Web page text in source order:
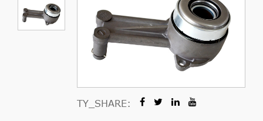
TY_SHARE: